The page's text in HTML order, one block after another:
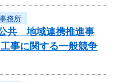
務所
共 地域連携推進事
事に関する一般競争